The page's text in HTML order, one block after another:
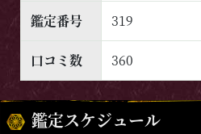
鑑定番号 319
口コミ数 360
鑑定スケジュール